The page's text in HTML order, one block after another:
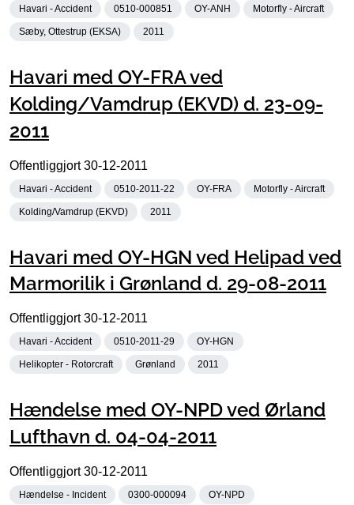
Havari - Accident 0510-000851 OY-ANH Motorfly - Aircraft
Sæby, Ottestrup (EKSA) 2011
Havari med OY-FRA ved
Kolding/Vamdrup (EKVD) d. 23-09-
2011
Offentliggjort30-12-2011
Havari - Accident 0510-2011-22 OY-FRA Motorfly - Aircraft
Kolding/Vamdrup (EKVD) 2011
Havari med OY-HGN ved Helipad ved
Marmorilik i Grønland d. 29-08-2011
Offentliggjort30-12-2011
Havari - Accident 0510-2011-29 OY-HGN
Helikopter - Rotorcraft Grønland 2011
Hændelse med OY-NPD ved Ørland
Lufthavn d. 04-04-2011
Offentliggjort30-12-2011
Hændelse - Incident 0300-000094 OY-NPD